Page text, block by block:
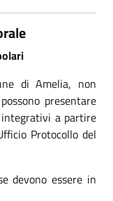
di Amelia, non
presentare
a partire
Protocollo del
devono essere in